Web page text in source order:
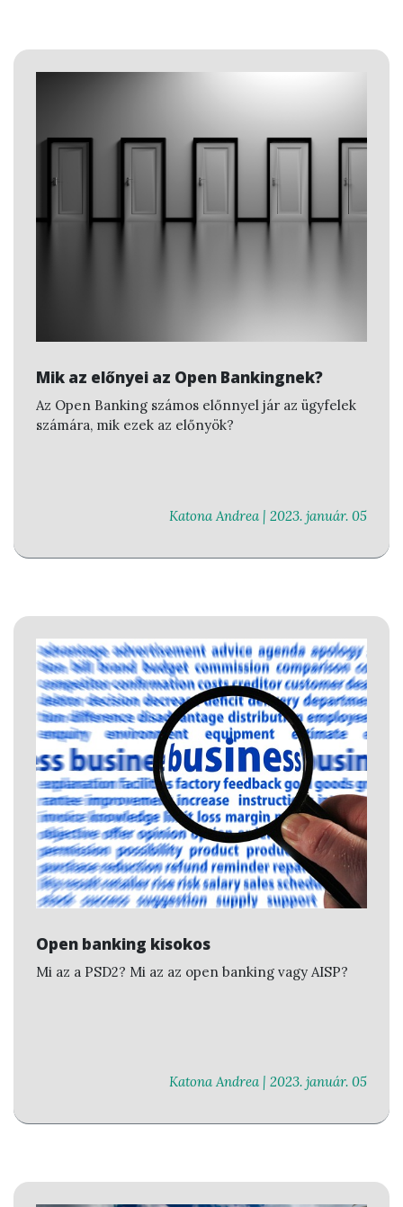
Mik az előnyei az Open Bankingnek?
Az Open Banking számos előnnyel jár az ügyfelek
számára, mik ezek az előnyök?
Katona Andrea | 2023. január. 05
Open banking kisokos
Mi az a PSD2? Mi az az open banking vagy AISP?
Katona Andrea | 2023. január. 05